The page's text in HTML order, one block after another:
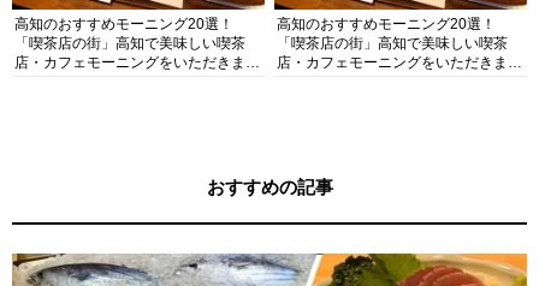
高知のおすすめモーニング20選！
「喫茶店の街」高知で美味しい喫茶
店・カフェモーニングをいただきま
高知のおすすめモーニング20選！
「喫茶店の街」高知で美味しい喫茶
店・カフェモーニングをいただきま
おすすめの記事